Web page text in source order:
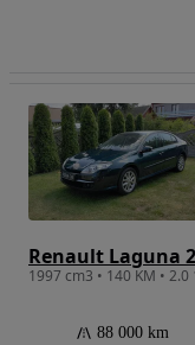
Renault Laguna
88 000 km